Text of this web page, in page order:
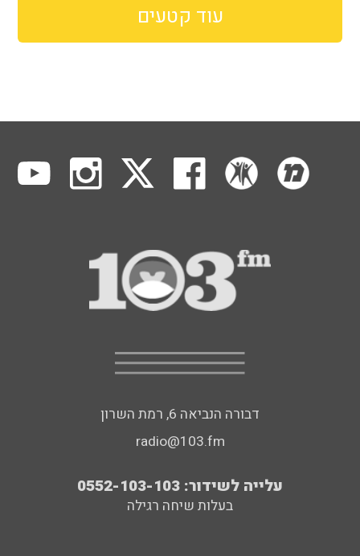
עוד קטעים
דבורה הנביאה 6, רמת השרון
radio@103.fm
עלייה לשידור: 0552-103-103
בעלות שיחה רגילה